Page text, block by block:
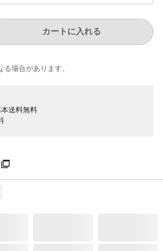
カートに入れる
場合が​あります。
送料無料